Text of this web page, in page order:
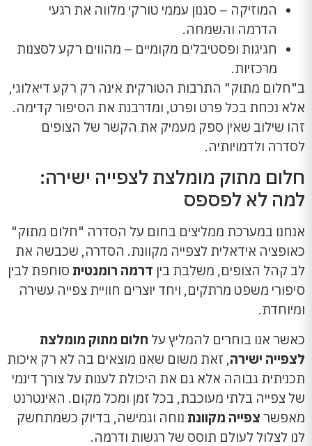
המוזיקה – סגנון עממי טורקי מלווה את רגעי
הדרמה והשמחה.
חגיגות ופסטיבלים מקומיים – מהווים רקע לסצנות
מרכזיות.
ב"חלום מתוק" התרבות הטורקית אינה רק רקע דיאלוגי,
אלא נכחת בכל פרט ופרט, ומדרבנת את הסיפור קדימה.
זהו שילוב שאין ספק מעמיק את הקשר של הצופים
לסדרה ולדמויותיה.
חלום מתוק מומלצת לצפייה ישירה:
למה לא לפספס
אנחנו במערכת ממליצים בחום על הסדרה "חלום מתוק"
כאופציה אידאלית לצפייה מקוונת. הסדרה, שכבשה את
לב קהל הצופים, משלבת בין דרמה רומנטית סוחפת לבין
סיפורי משפט מרתקים, ויחד יוצרים חוויית צפייה עשירה
ומיוחדת.
כאשר אנו בוחרים להמליץ על חלום מתוק מומלצת
לצפייה ישירה, זאת משום שאנו מוצאים בה לא רק איכות
תכניתית גבוהה אלא גם את היכולת לענות על צורך דינמי
של צפייה בלתי מעוכבת, בכל זמן ומכל מקום. האינטרנט
מאפשר צפייה מקוונת נוחה וגמישה, בדיוק כשמתחשק
לנו לצלול לעולם תוסס של רגשות ודרמה.